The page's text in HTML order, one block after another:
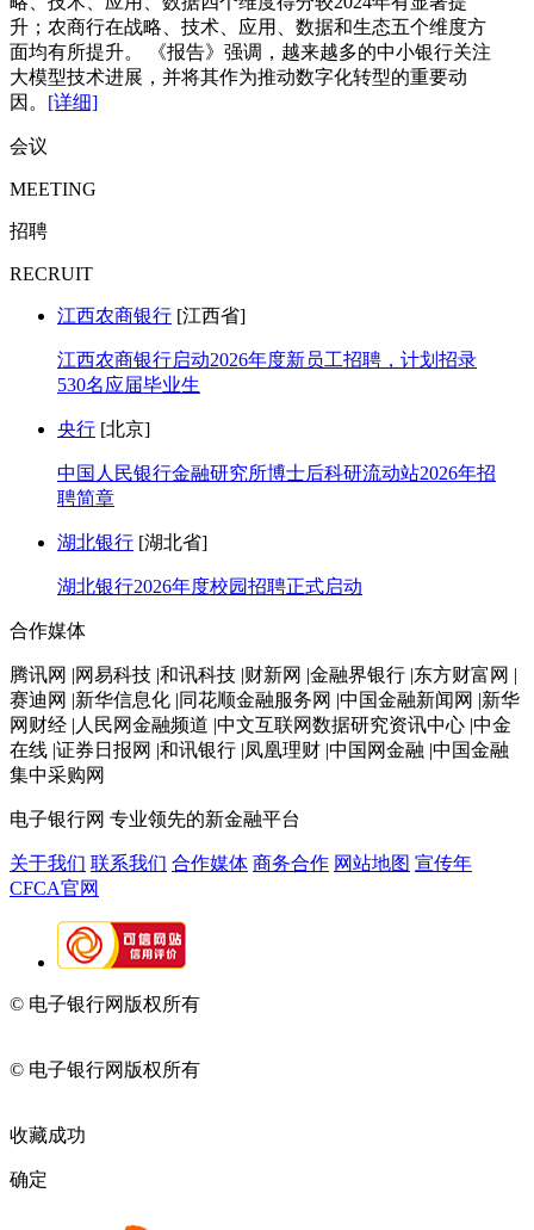
升；农商行在战略、技术、应用、数据和生态五个维度方
面均有所提升。 《报告》强调，越来越多的中小银行关注
大模型技术进展，并将其作为推动数字化转型的重要动
因。 [详细]
会议
MEETING
招聘
RECRUIT
江西农商银行 [江西省]
江西农商银行启动2026年度新员工招聘，计划招录
530名应届毕业生
央行 [北京]
中国人民银行金融研究所博士后科研流动站2026年招
聘简章
湖北银行 [湖北省]
湖北银行2026年度校园招聘正式启动
合作媒体
腾讯网 |网易科技 |和讯科技 |财新网 |金融界银行 |东方财富网 |
赛迪网 |新华信息化 |同花顺金融服务网 |中国金融新闻网 |新华
网财经 |人民网金融频道 |中文互联网数据研究资讯中心 |中金
在线 |证券日报网 |和讯银行 |凤凰理财 |中国网金融 |中国金融
集中采购网
电子银行网 专业领先的新金融平台
关于我们 联系我们 合作媒体 商务合作 网站地图 宣传年
CFCA官网
© 电子银行网版权所有
© 电子银行网版权所有
收藏成功
确定